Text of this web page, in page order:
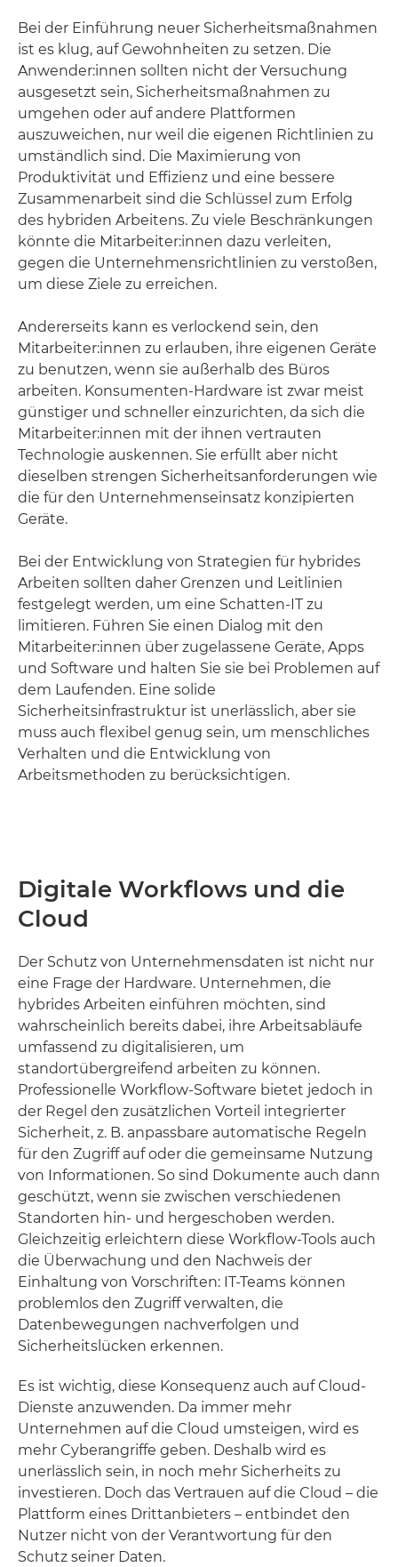
Bei der Einführung neuer Sicherheitsmaßnahmen
ist es klug, auf Gewohnheiten zu setzen. Die
Anwender:innen sollten nicht der Versuchung
ausgesetzt sein, Sicherheitsmaßnahmen zu
umgehen oder auf andere Plattformen
auszuweichen, nur weil die eigenen Richtlinien zu
umständlich sind. Die Maximierung von
Produktivität und Effizienz und eine bessere
Zusammenarbeit sind die Schlüssel zum Erfolg
des hybriden Arbeitens. Zu viele Beschränkungen
könnte die Mitarbeiter:innen dazu verleiten,
gegen die Unternehmensrichtlinien zu verstoßen,
um diese Ziele zu erreichen.
Andererseits kann es verlockend sein, den
Mitarbeiter:innen zu erlauben, ihre eigenen Geräte
zu benutzen, wenn sie außerhalb des Büros
arbeiten. Konsumenten-Hardware ist zwar meist
günstiger und schneller einzurichten, da sich die
Mitarbeiter:innen mit der ihnen vertrauten
Technologie auskennen. Sie erfüllt aber nicht
dieselben strengen Sicherheitsanforderungen wie
die für den Unternehmenseinsatz konzipierten
Geräte.
Bei der Entwicklung von Strategien für hybrides
Arbeiten sollten daher Grenzen und Leitlinien
festgelegt werden, um eine Schatten-IT zu
limitieren. Führen Sie einen Dialog mit den
Mitarbeiter:innen über zugelassene Geräte, Apps
und Software und halten Sie sie bei Problemen auf
dem Laufenden. Eine solide
Sicherheitsinfrastruktur ist unerlässlich, aber sie
muss auch flexibel genug sein, um menschliches
Verhalten und die Entwicklung von
Arbeitsmethoden zu berücksichtigen.
Digitale Workflows und die
Cloud
Der Schutz von Unternehmensdaten ist nicht nur
eine Frage der Hardware. Unternehmen, die
hybrides Arbeiten einführen möchten, sind
wahrscheinlich bereits dabei, ihre Arbeitsabläufe
umfassend zu digitalisieren, um
standortübergreifend arbeiten zu können.
Professionelle Workflow-Software bietet jedoch in
der Regel den zusätzlichen Vorteil integrierter
Sicherheit, z. B. anpassbare automatische Regeln
für den Zugriff auf oder die gemeinsame Nutzung
von Informationen. So sind Dokumente auch dann
geschützt, wenn sie zwischen verschiedenen
Standorten hin- und hergeschoben werden.
Gleichzeitig erleichtern diese Workflow-Tools auch
die Überwachung und den Nachweis der
Einhaltung von Vorschriften: IT-Teams können
problemlos den Zugriff verwalten, die
Datenbewegungen nachverfolgen und
Sicherheitslücken erkennen.
Es ist wichtig, diese Konsequenz auch auf Cloud-
Dienste anzuwenden. Da immer mehr
Unternehmen auf die Cloud umsteigen, wird es
mehr Cyberangriffe geben. Deshalb wird es
unerlässlich sein, in noch mehr Sicherheits zu
investieren. Doch das Vertrauen auf die Cloud – die
Plattform eines Drittanbieters – entbindet den
Nutzer nicht von der Verantwortung für den
Schutz seiner Daten.